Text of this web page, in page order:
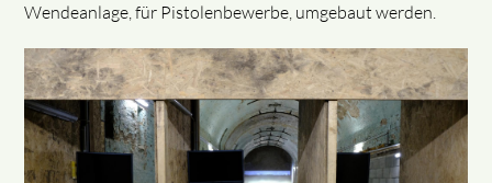
Wendeanlage, für Pistolenbewerbe, umgebaut werden.